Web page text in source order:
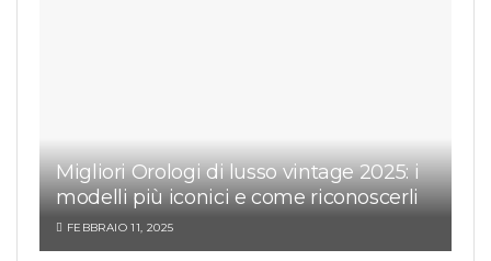
Migliori Orologi di lusso vintage 2025: i
modelli più iconici e come riconoscerli
FEBBRAIO 11, 2025